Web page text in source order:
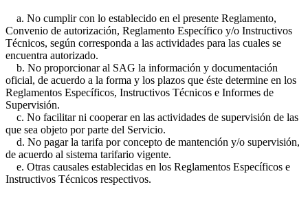
a. No cumplir con lo establecido en el presente Reglamento,
Convenio de autorización, Reglamento Específico y/o Instructivos
Técnicos, según corresponda a las actividades para las cuales se
encuentra autorizado.
b. No proporcionar al SAG la información y documentación
oficial, de acuerdo a la forma y los plazos que éste determine en los
Reglamentos Específicos, Instructivos Técnicos e Informes de
Supervisión.
c. No facilitar ni cooperar en las actividades de supervisión de las
que sea objeto por parte del Servicio.
d. No pagar la tarifa por concepto de mantención y/o supervisión,
de acuerdo al sistema tarifario vigente.
e. Otras causales establecidas en los Reglamentos Específicos e
Instructivos Técnicos respectivos.